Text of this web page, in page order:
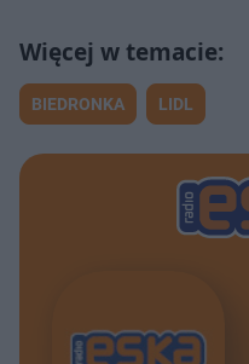
BIEDRONKA LIDL